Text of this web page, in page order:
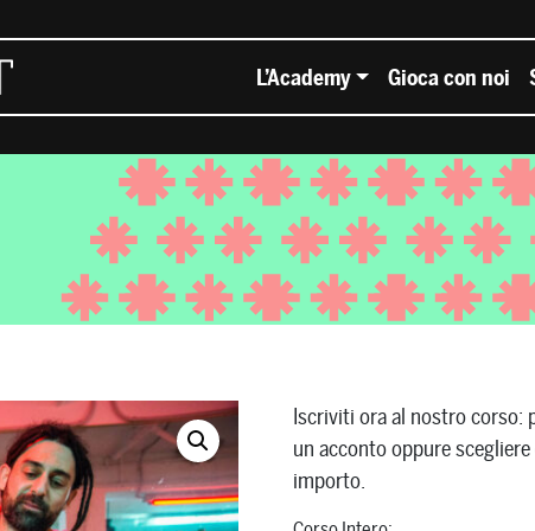
L’Academy Gioca con noi
Iscriviti ora al nostro corso:
un acconto oppure
importo.